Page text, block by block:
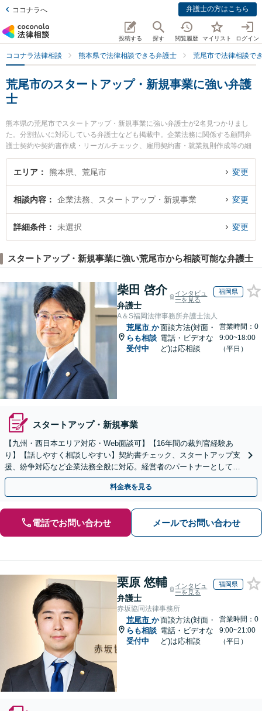
ココナラへ 弁護士の方はこちら
投稿する 探す 閲覧履歴 マイリスト ログイン
ココナラ法律相談 熊本県で法律相談できる弁護士 荒尾市で法律相談で
荒尾市のスタートアップ・新規事業に強い弁護
士
熊本県の荒尾市でスタートアップ・新規事業に強い弁護士が2名見つかりまし
た。分割払いに対応している弁護士なども掲載中。企業法務に関係する顧問弁
護士契約や契約書作成・リーガルチェック、雇用契約書・就業規則作成等の細
かな分野での絞り込み検索もでき便利です。特に弁護士法人ひのくに 荒尾事務
所の笠 賢太朗弁護士や弁護士法人ひのくに 荒尾事務所の松岡 智之弁護士のプ
談したい』『スタートアップ・新規事業のトラブル解決の実績豊富な近くの弁
護士を検索したい』『初回相談無料でスタートアップ・新規事業を法律相談で
きる荒尾市内の弁護士に相談予約したい』などでお困りの相談者さんにおすす
エリア 熊本県、荒尾市 変更
相談内容 企業法務、スタートアップ・新規事業 変更
詳細条件 未選択 変更
スタートアップ・新規事業に強い荒尾市から相談可能な弁護士
柴田 啓介
弁護士
インタビュ
ーを見る
福岡県
A＆S福岡法律事務所弁護士法人
荒尾市 か
らも相談
受付中
面談方法(対面・
電話・ビデオな
ど)は応相談
営業時間：0
9:00~18:00
（平日）
スタートアップ・新規事業
【九州・西日本エリア対応・Web面談可】【16年間の裁判官経験あ
り】【話しやすく相談しやすい】契約書チェック、スタートアップ支
援、紛争対応など企業法務全般に対応。経営者のパートナーとして伴
走し、依頼者さまのビジネスをサポートします！
料金表を見る
電話でお問い合わせ メールでお問い合わせ
栗原 悠輔
弁護士
インタビュ
ーを見る
福岡県
赤坂協同法律事務所
荒尾市 か
らも相談
受付中
面談方法(対面・
電話・ビデオな
ど)は応相談
営業時間：0
9:00~21:00
（平日）